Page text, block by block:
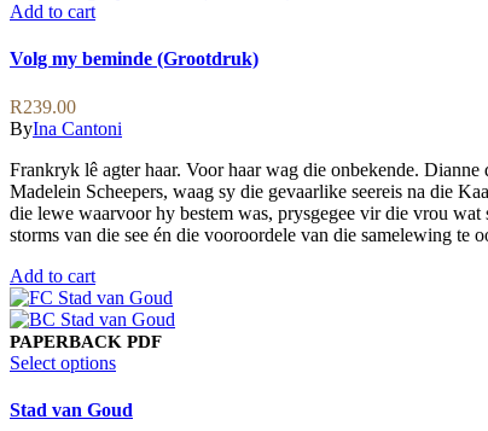
Add to cart
Volg my beminde (Grootdruk)
R239.00
ByIna Cantoni
Frankryk lê agter haar. Voor haar wag die onbekende.
Madelein Scheepers, waag sy die gevaarlike seereis na die
die lewe waarvoor hy bestem was, prysgegee vir die vrou
storms van die see én die vooroordele van die samelewing te
Add to cart
PAPERBACK PDF
Select optionsThis
has
Stad van Goud